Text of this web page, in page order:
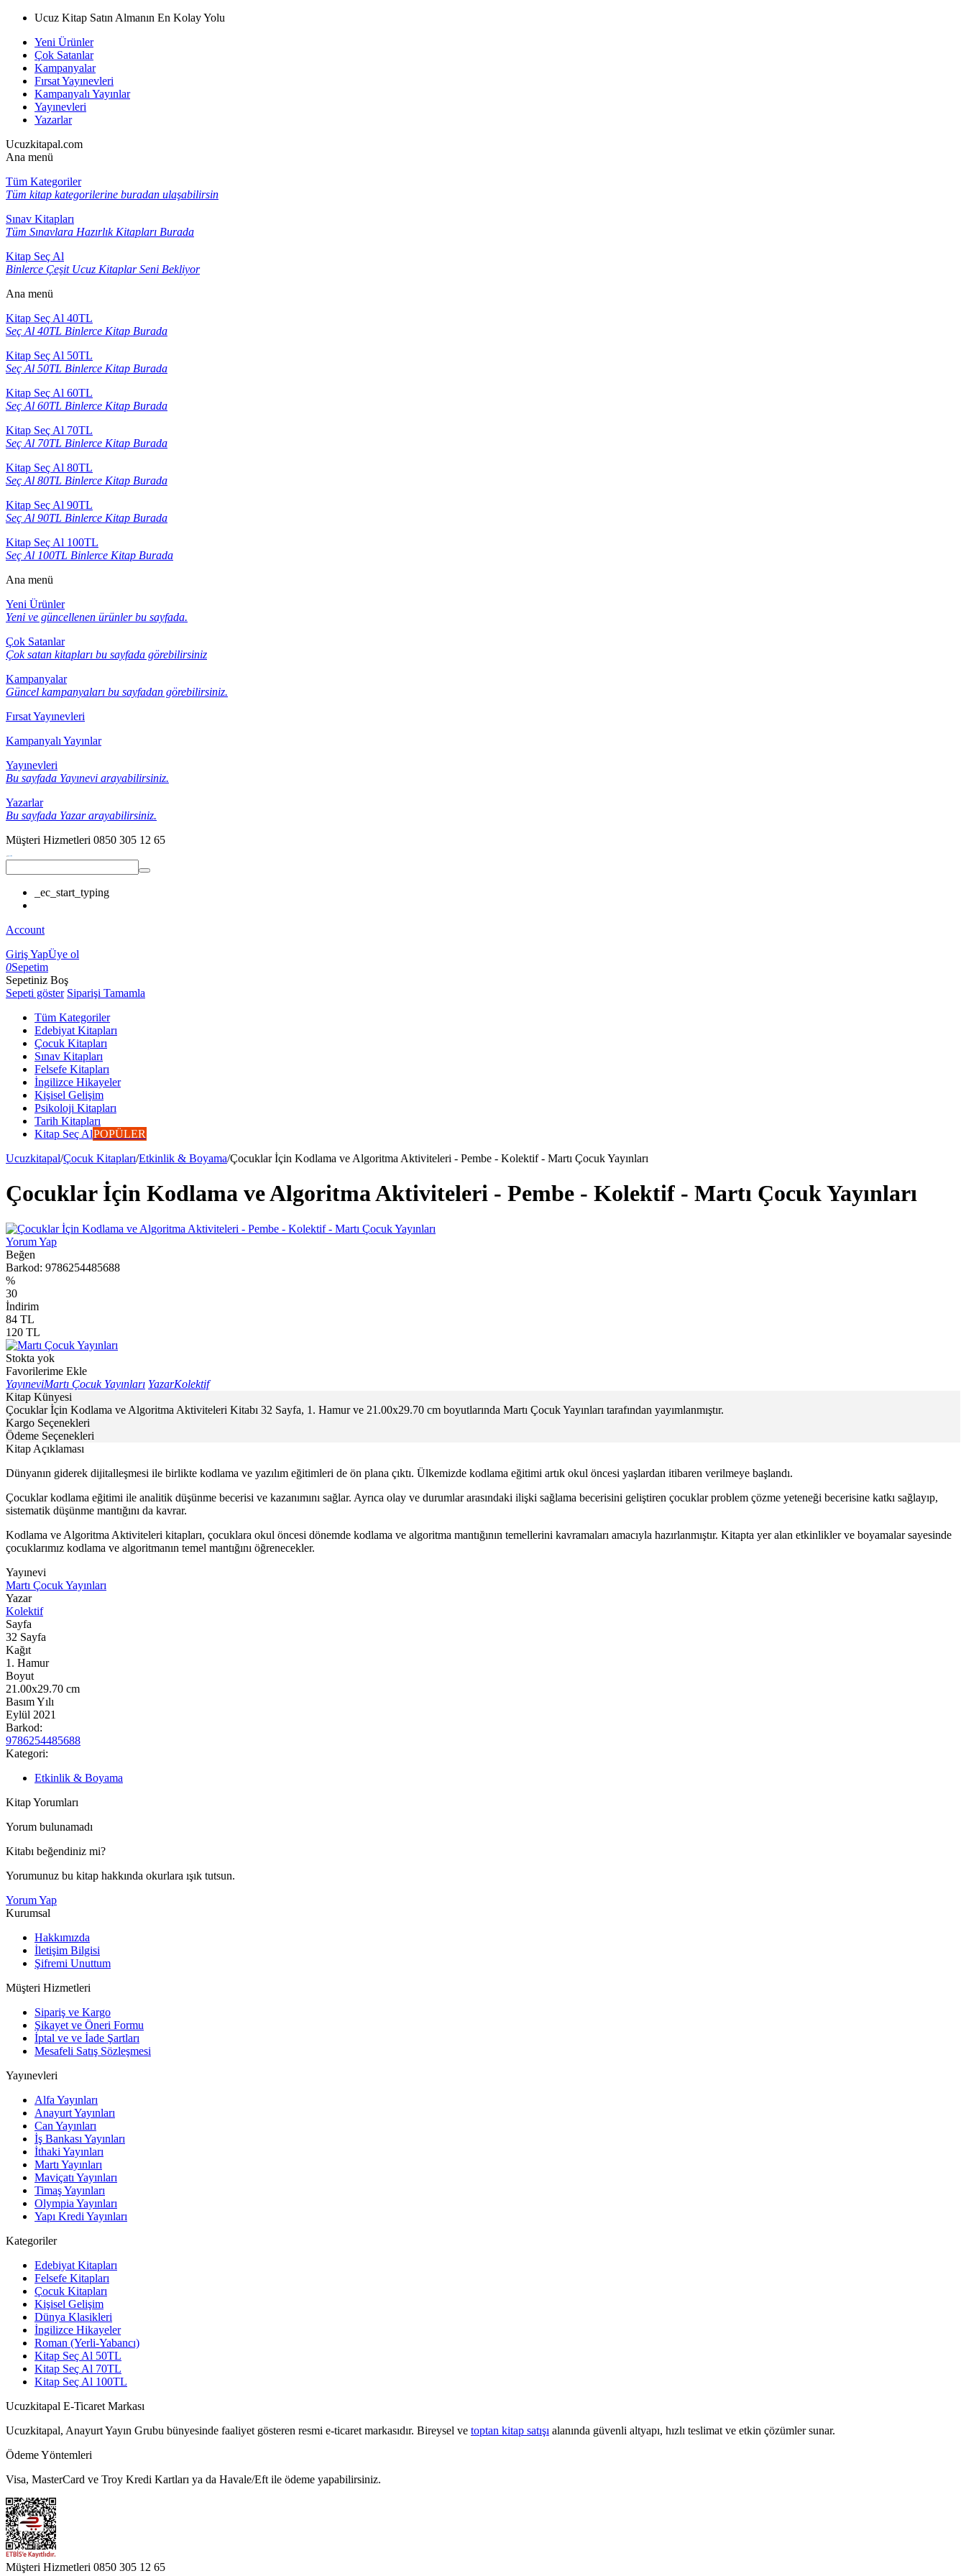
Ucuz Kitap Satın Almanın En Kolay Yolu
Yeni Ürünler
Çok Satanlar
Kampanyalar
Fırsat Yayınevleri
Kampanyalı Yayınlar
Yayınevleri
Yazarlar
Ucuzkitapal.com
Ana menü
Tüm Kategoriler
Tüm kitap kategorilerine buradan ulaşabilirsin
Sınav Kitapları
Tüm Sınavlara Hazırlık Kitapları Burada
Kitap Seç Al
Binlerce Çeşit Ucuz Kitaplar Seni Bekliyor
Ana menü
Kitap Seç Al 40TL
Seç Al 40TL Binlerce Kitap Burada
Kitap Seç Al 50TL
Seç Al 50TL Binlerce Kitap Burada
Kitap Seç Al 60TL
Seç Al 60TL Binlerce Kitap Burada
Kitap Seç Al 70TL
Seç Al 70TL Binlerce Kitap Burada
Kitap Seç Al 80TL
Seç Al 80TL Binlerce Kitap Burada
Kitap Seç Al 90TL
Seç Al 90TL Binlerce Kitap Burada
Kitap Seç Al 100TL
Seç Al 100TL Binlerce Kitap Burada
Ana menü
Yeni Ürünler
Yeni ve güncellenen ürünler bu sayfada.
Çok Satanlar
Çok satan kitapları bu sayfada görebilirsiniz
Kampanyalar
Güncel kampanyaları bu sayfadan görebilirsiniz.
Fırsat Yayınevleri
Kampanyalı Yayınlar
Yayınevleri
Bu sayfada Yayınevi arayabilirsiniz.
Yazarlar
Bu sayfada Yazar arayabilirsiniz.
Müşteri Hizmetleri 0850 305 12 65
_ec_start_typing
Account
Giriş YapÜye ol
0Sepetim
Sepetiniz Boş
Sepeti göster Siparişi Tamamla
Tüm Kategoriler
Edebiyat Kitapları
Çocuk Kitapları
Sınav Kitapları
Felsefe Kitapları
İngilizce Hikayeler
Kişisel Gelişim
Psikoloji Kitapları
Tarih Kitapları
Kitap Seç AlPOPÜLER
Ucuzkitapal/Çocuk Kitapları/Etkinlik & Boyama/Çocuklar İçin Kodlama ve Algoritma Aktiviteleri - Pembe - Kolektif - Martı Çocuk Yayınları
Çocuklar İçin Kodlama ve Algoritma Aktiviteleri - Pembe - Kolektif - Martı Çocuk Yayınları
Yorum Yap
Beğen
Barkod: 9786254485688
%
30
İndirim
84 TL
120 TL
Stokta yok
Favorilerime Ekle
YayıneviMartı Çocuk Yayınları YazarKolektif
Kitap Künyesi
Çocuklar İçin Kodlama ve Algoritma Aktiviteleri Kitabı 32 Sayfa, 1. Hamur ve 21.00x29.70 cm boyutlarında Martı Çocuk Yayınları tarafından yayımlanmıştır.
Kargo Seçenekleri
Ödeme Seçenekleri
Kitap Açıklaması
Dünyanın giderek dijitalleşmesi ile birlikte kodlama ve yazılım eğitimleri de ön plana çıktı. Ülkemizde kodlama eğitimi artık okul öncesi yaşlardan itibaren verilmeye başlandı.
Çocuklar kodlama eğitimi ile analitik düşünme becerisi ve kazanımını sağlar. Ayrıca olay ve durumlar arasındaki ilişki sağlama becerisini geliştiren çocuklar problem çözme yeteneği becerisine katkı sağlayıp,
sistematik düşünme mantığını da kavrar.
Kodlama ve Algoritma Aktiviteleri kitapları, çocuklara okul öncesi dönemde kodlama ve algoritma mantığının temellerini kavramaları amacıyla hazırlanmıştır. Kitapta yer alan etkinlikler ve boyamalar sayesinde
çocuklarımız kodlama ve algoritmanın temel mantığını öğrenecekler.
Yayınevi
Martı Çocuk Yayınları
Yazar
Kolektif
Sayfa
32 Sayfa
Kağıt
1. Hamur
Boyut
21.00x29.70 cm
Basım Yılı
Eylül 2021
Barkod:
9786254485688
Kategori:
Etkinlik & Boyama
Kitap Yorumları
Yorum bulunamadı
Kitabı beğendiniz mi?
Yorumunuz bu kitap hakkında okurlara ışık tutsun.
Yorum Yap
Kurumsal
Hakkımızda
İletişim Bilgisi
Şifremi Unuttum
Müşteri Hizmetleri
Sipariş ve Kargo
Şikayet ve Öneri Formu
İptal ve ve İade Şartları
Mesafeli Satış Sözleşmesi
Yayınevleri
Alfa Yayınları
Anayurt Yayınları
Can Yayınları
İş Bankası Yayınları
İthaki Yayınları
Martı Yayınları
Maviçatı Yayınları
Timaş Yayınları
Olympia Yayınları
Yapı Kredi Yayınları
Kategoriler
Edebiyat Kitapları
Felsefe Kitapları
Çocuk Kitapları
Kişisel Gelişim
Dünya Klasikleri
İngilizce Hikayeler
Roman (Yerli-Yabancı)
Kitap Seç Al 50TL
Kitap Seç Al 70TL
Kitap Seç Al 100TL
Ucuzkitapal E-Ticaret Markası
Ucuzkitapal, Anayurt Yayın Grubu bünyesinde faaliyet gösteren resmi e-ticaret markasıdır. Bireysel ve toptan kitap satışı alanında güvenli altyapı, hızlı teslimat ve etkin çözümler sunar.
Ödeme Yöntemleri
Visa, MasterCard ve Troy Kredi Kartları ya da Havale/Eft ile ödeme yapabilirsiniz.
Müşteri Hizmetleri 0850 305 12 65